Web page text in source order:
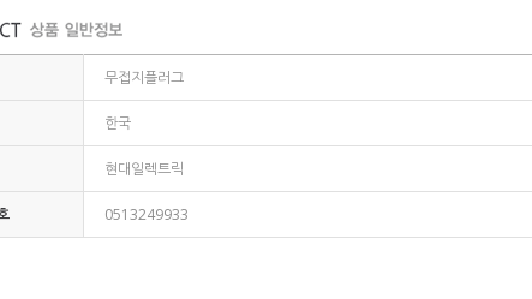
무접지플러그
한국
현대일렉트릭
0513249933